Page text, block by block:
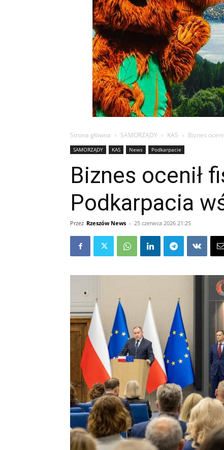
Strona główna SAMORZĄDY KAS Biznes
SAMORZĄDY KAS News Podkarpacie
Biznes ocenił
Podkarpacia
Przez Rzeszów News - 25 czerwca 2026 21:25